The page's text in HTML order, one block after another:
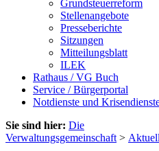
Grundsteuerreform
Stellenangebote
Presseberichte
Sitzungen
Mitteilungsblatt
ILEK
Rathaus / VG Buch
Service / Bürgerportal
Notdienste und
Sie sind hier: Die
Verwaltungsgemeinschaft >